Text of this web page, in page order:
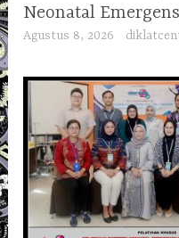
Neonatal
Agustus 8, 2026